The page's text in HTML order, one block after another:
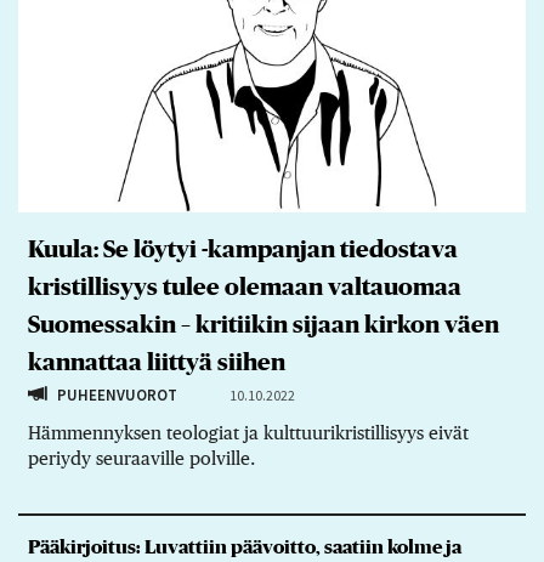
Kuula: Se löytyi -kampanjan tiedostava
kristillisyys tulee olemaan valtauomaa
Suomessakin – kritiikin sijaan kirkon väen
kannattaa liittyä siihen
PUHEENVUOROT 10.10.2022
Hämmennyksen teologiat ja kulttuurikristillisyys eivät
periydy seuraaville polville.
Pääkirjoitus: Luvattiin päävoitto, saatiin kolme ja